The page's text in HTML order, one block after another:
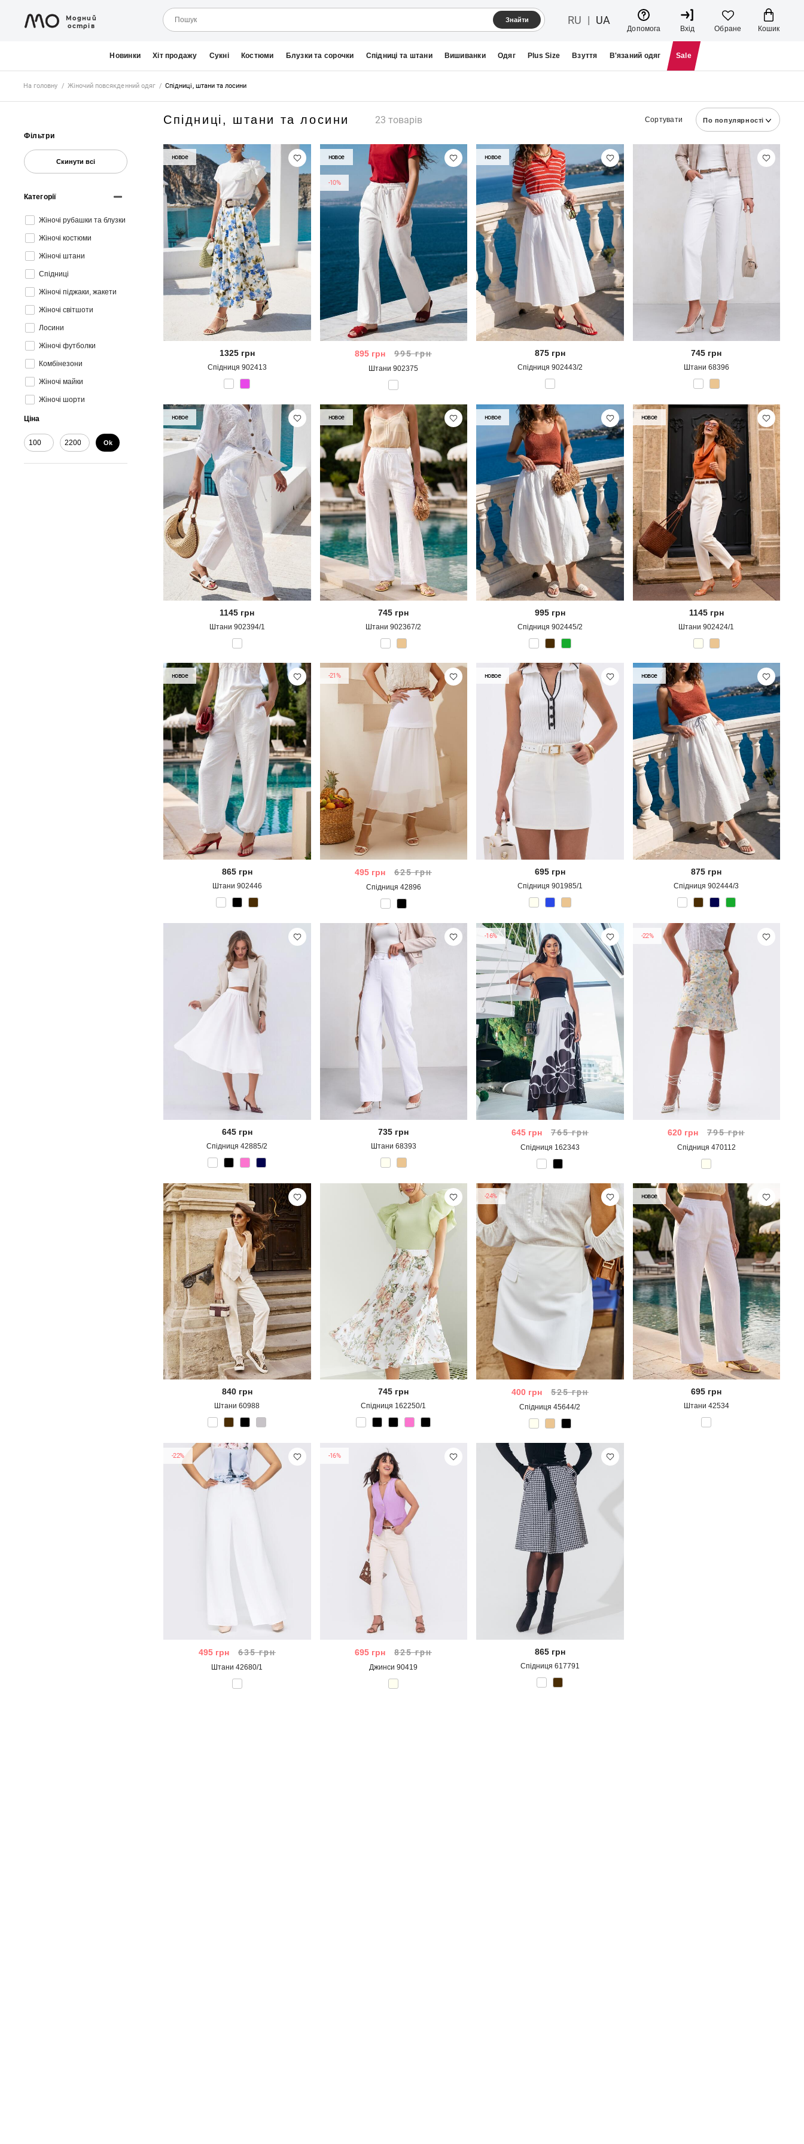
Модний
острів
Знайти RU | UA
Допомога Вхід Обране Кошик
Новинки Хіт продажу Сукні Костюми Блузки та сорочки Спідниці та штани Вишиванки Одяг Plus Size Взуття В'язаний одяг Sale
На головну / Жіночий повсякденний одяг / Спідниці, штани та лосини
Фільтри
Скинути всі
Категорії
Жіночі рубашки та блузки
Жіночі костюми
Жіночі штани
Спідниці
Жіночі піджаки, жакети
Жіночі світшоти
Лосини
Жіночі футболки
Комбінезони
Жіночі майки
Жіночі шорти
Ціна
Ok
Спідниці, штани та лосини 23 товарів Сортувати По популярності
новое
1325 грн
Спідниця 902413
новое
-10%
895 грн 995 грн
Штани 902375
новое
875 грн
Спідниця 902443/2
745 грн
Штани 68396
новое
1145 грн
Штани 902394/1
новое
745 грн
Штани 902367/2
новое
995 грн
Спідниця 902445/2
новое
1145 грн
Штани 902424/1
новое
865 грн
Штани 902446
-21%
495 грн 625 грн
Спідниця 42896
новое
695 грн
Спідниця 901985/1
новое
875 грн
Спідниця 902444/3
645 грн
Спідниця 42885/2
735 грн
Штани 68393
-16%
645 грн 765 грн
Спідниця 162343
-22%
620 грн 795 грн
Спідниця 470112
840 грн
Штани 60988
745 грн
Спідниця 162250/1
-24%
400 грн 525 грн
Спідниця 45644/2
новое
695 грн
Штани 42534
-22%
495 грн 635 грн
Штани 42680/1
-16%
695 грн 825 грн
Джинси 90419
865 грн
Спідниця 617791